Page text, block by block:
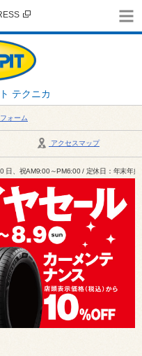
テクニカ
ォーム
アクセスマップ
日、祝AM9:00～PM6:00 / 定休日：年末年